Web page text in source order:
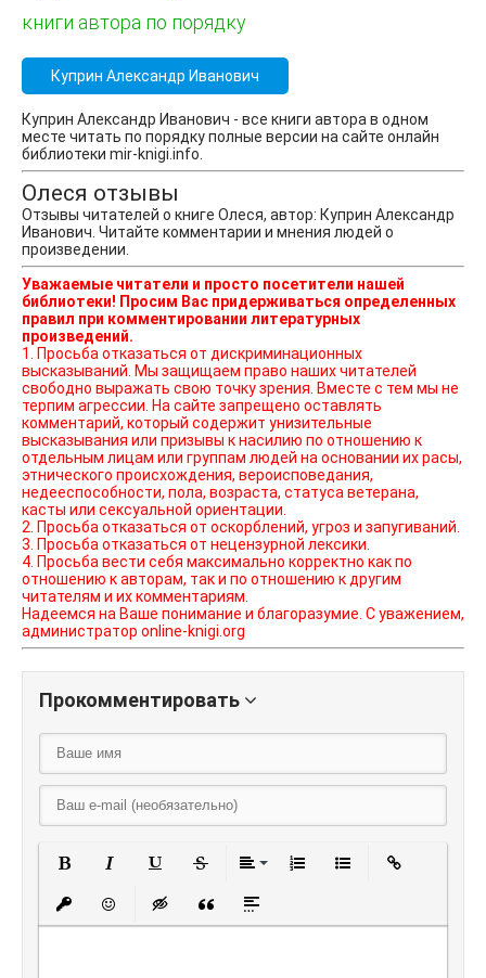
книги автора по порядку
Куприн Александр Иванович
Куприн Александр Иванович - все книги автора в одном
месте читать по порядку полные версии на сайте онлайн
библиотеки mir-knigi.info.
Олеся отзывы
Отзывы читателей о книге Олеся, автор: Куприн Александр
Иванович. Читайте комментарии и мнения людей о
произведении.
Уважаемые читатели и просто посетители нашей
библиотеки! Просим Вас придерживаться определенных
правил при комментировании литературных
произведений.
1. Просьба отказаться от дискриминационных
высказываний. Мы защищаем право наших читателей
свободно выражать свою точку зрения. Вместе с тем мы не
терпим агрессии. На сайте запрещено оставлять
комментарий, который содержит унизительные
высказывания или призывы к насилию по отношению к
отдельным лицам или группам людей на основании их расы,
этнического происхождения, вероисповедания,
недееспособности, пола, возраста, статуса ветерана,
касты или сексуальной ориентации.
2. Просьба отказаться от оскорблений, угроз и запугиваний.
3. Просьба отказаться от нецензурной лексики.
4. Просьба вести себя максимально корректно как по
отношению к авторам, так и по отношению к другим
читателям и их комментариям.
Надеемся на Ваше понимание и благоразумие. С уважением,
администратор online-knigi.org
Прокомментировать
Вставить защищенную ссылку
Вставить смайлик
Вставка скрытого текста
Вставка цитаты
Вставка спойлера